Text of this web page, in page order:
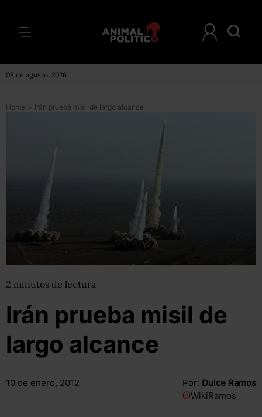
08 de agosto, 2026
Home > Irán prueba misil de largo alcance
2 minutos de lectura
Irán prueba misil de
largo alcance
10 de enero, 2012 Por: Dulce Ramos
@WikiRamos